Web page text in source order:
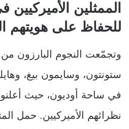
الممثلين
للحفاظ على هويتهم
وتجمّعت النجوم البارزون من
ستونتون، وسايمون بيغ،
في ساحة أوديون، حيث
نظرائهم الأميركيين. حمل